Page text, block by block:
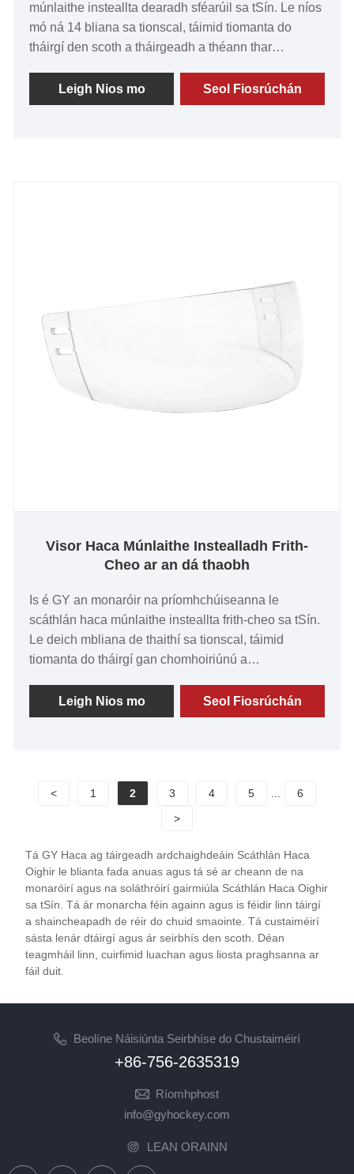
múnlaithe insteallta dearadh sféarúil sa tSín. Le níos
mó ná 14 bliana sa tionscal, táimid tiomanta do
tháirgí den scoth a tháirgeadh a théann thar
gheall ar a luach gan sárú, a dteicneolaíocht
ardchaighdeáin, ceannródaíoch, agus an trealamh
Leigh Nios mo Seol Fiosrúchán
Visor Haca Múnlaithe Instealladh Frith-
Cheo ar an dá thaobh
Is é GY an monaróir na príomhchúiseanna le
scáthlán haca múnlaithe insteallta frith-cheo sa tSín.
Le deich mbliana de thaithí sa tionscal, táimid
tiomanta do tháirgí gan chomhoiriúnú a
Tá cáil ar ár visors as a gcáilíocht eisceachtúil, a
dteicneolaíocht úrscothach, agus teicnící
domhanda sinn chun leanúint ar aghaidh ag brú na
dteorainneacha. Táimid ar bís comhpháirtíochtaí
marthanacha a chruthú leat sna laethanta amach
Leigh Nios mo Seol Fiosrúchán
< 1 2 3 4 5
6
>
Tá GY Haca ag táirgeadh ardchaighdeáin Scáthlán Haca
Oighir le blianta fada anuas agus tá sé ar cheann de na
monaróirí agus na soláthróirí gairmiúla Scáthlán Haca Oighir
sa tSín. Tá ár monarcha féin againn agus is féidir linn táirgí
a shaincheapadh de réir do chuid smaointe. Tá custaiméirí
sásta lenár dtáirgí agus ár seirbhís den scoth. Déan
teagmháil linn, cuirfimid luachan agus liosta praghsanna ar
fáil duit.
Beolíne Náisiúnta Seirbhíse do Chustaiméirí
+86-756-2635319
Ríomhphost
info@gyhockey.com
LEAN ORAINN